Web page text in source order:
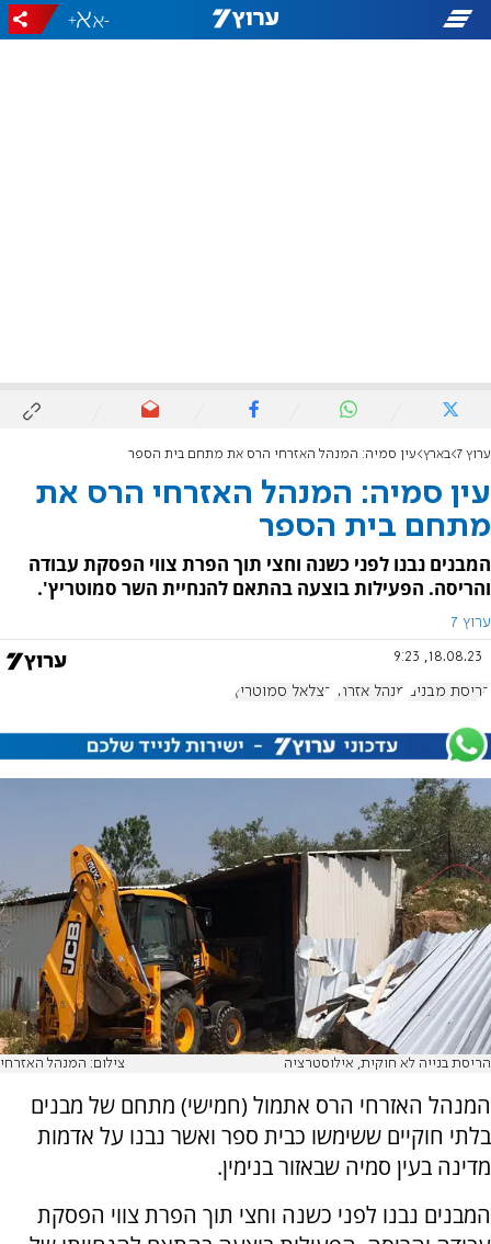
-
+
ערוץ 7 בארץ עין סמיה: המנהל האזרחי הרס את מתחם בית הספר
עין סמיה: המנהל האזרחי הרס את
מתחם בית הספר
המבנים נבנו לפני כשנה וחצי תוך הפרת צווי הפסקת עבודה
והריסה. הפעילות בוצעה בהתאם להנחיית השר סמוטריץ'.
ערוץ 7
18.08.23, 9:23
הריסת מבנים מנהל אזרחי בצלאל סמוטריץ'
הריסת בנייה לא חוקית, אילוסטרציה צילום: המנהל האזרחי
המנהל האזרחי הרס אתמול (חמישי) מתחם של מבנים
בלתי חוקיים ששימשו כבית ספר ואשר נבנו על אדמות
מדינה בעין סמיה שבאזור בנימין.
המבנים נבנו לפני כשנה וחצי תוך הפרת צווי הפסקת